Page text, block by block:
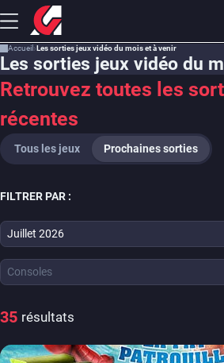
Accueil Les sorties jeux vidéo du mois et à venir
Les sorties jeux vidéo du
Retrouvez toutes les
récentes
Tous les jeux Prochaines sorties
FILTRER PAR :
Juillet 2026
Consoles
35 résultats